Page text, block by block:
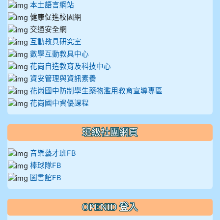
本土語言網站
健康促進校園網
交通安全網
互動教具研究室
數學互動教具中心
花崗自造教育及科技中心
資安管理與資訊素養
花崗國中防制學生藥物濫用教育宣導專區
花崗國中資優課程
班級社團網頁
音樂藝才班FB
棒球隊FB
圖書館FB
OPENID 登入